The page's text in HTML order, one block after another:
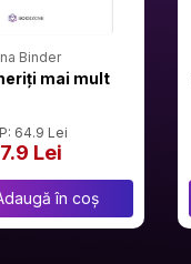
Binder
mai mult
64.9 Lei
Lei
în coș